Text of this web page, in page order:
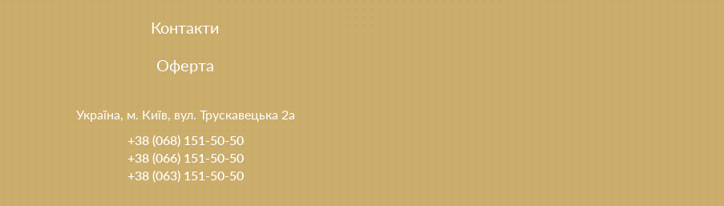
Контакти
Оферта
Україна, м. Київ, вул. Трускавецька 2а
+38 (068) 151-50-50
+38 (066) 151-50-50
+38 (063) 151-50-50